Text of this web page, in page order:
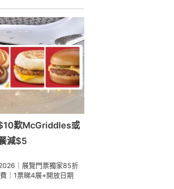
歎McGriddles或
減$5
｜展覽門票獨家85折
｜1票睇4展+開放日期